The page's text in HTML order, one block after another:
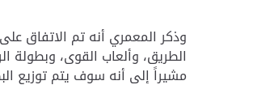
وذكر المعمري أنه تم الاتفاق
الطريق، وألعاب القوى، وبطولة
مشيراً إلى أنه سوف يتم توزيع